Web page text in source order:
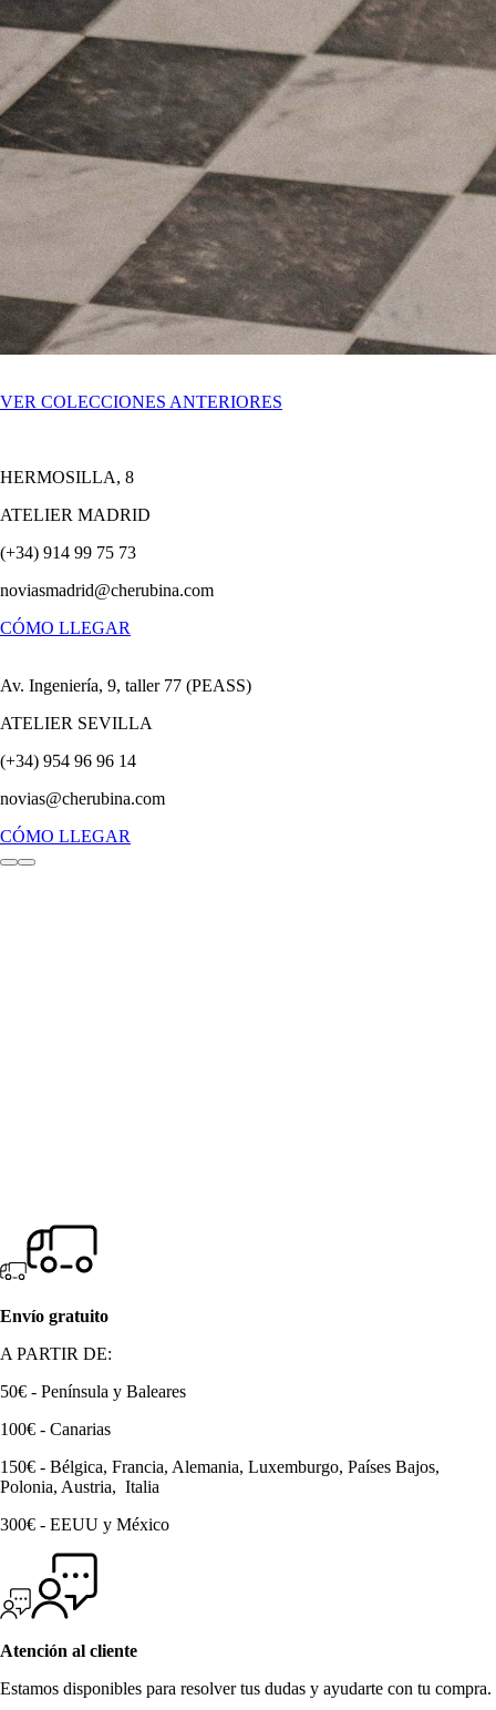
VER COLECCIONES ANTERIORES
HERMOSILLA, 8
ATELIER MADRID
(+34) 914 99 75 73
noviasmadrid@cherubina.com
CÓMO LLEGAR
Av. Ingeniería, 9, taller 77 (PEASS)
ATELIER SEVILLA
(+34) 954 96 96 14
novias@cherubina.com
CÓMO LLEGAR
Ir Ir
Envío gratuito
A PARTIR DE:
50€ - Península y Baleares
100€ - Canarias
150€ - Bélgica, Francia, Alemania, Luxemburgo, Países Bajos,
Polonia, Austria, Italia
300€ - EEUU y México
Atención al cliente
Estamos disponibles para resolver tus dudas y ayudarte con tu compra.